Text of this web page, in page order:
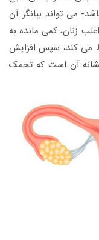
می تواند بیانگر آن
زنان، کمی مانده به
می کند، سپس افزایش
آن است که تخمک